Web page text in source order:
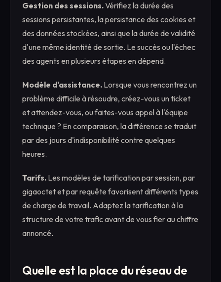
Gestion des sessions.Vérifiez la durée des
sessions persistantes, la persistance des cookies et
des données stockées, ainsi que la durée de validité
d'une même identité de sortie. Le succès ou l'échec
des agents en plusieurs étapes en dépend.
Modèle d'assistance. Lorsque vous rencontrez un
problème difficile à résoudre, créez-vous un ticket
et attendez-vous, ou faites-vous appel à l'équipe
technique ? En comparaison, la différence se traduit
par des jours d'indisponibilité contre quelques
heures.
Tarifs. Les modèles de tarification par session, par
gigaoctet et par requête favorisent différents types
de charge de travail. Adaptez la tarification à la
structure de votre trafic avant de vous fier au chiffre
annoncé.
Quelle est la place du réseau de